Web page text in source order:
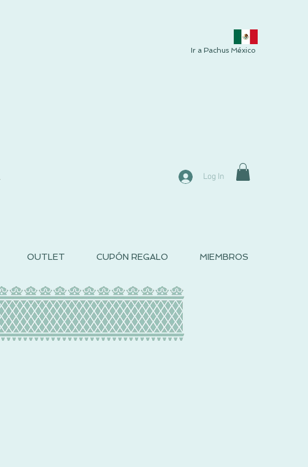
Ir a Pachus México
Log In
OUTLET CUPÓN REGALO MIEMBROS